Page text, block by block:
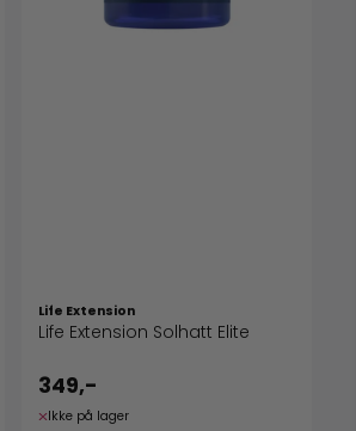
Life Extension
Life Extension Solhatt Elite
349,-
Ikke på lager